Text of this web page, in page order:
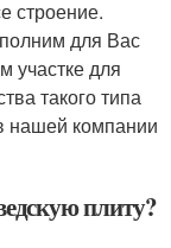
строение.
для Вас
для
такого типа
нашей компании
плиту?